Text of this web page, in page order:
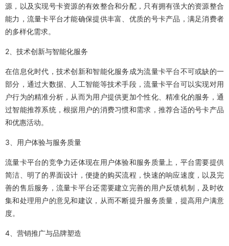
源，以及实现号卡资源的有效整合和分配，只有拥有强大的资源整合
能力，流量卡平台才能确保提供丰富、优质的号卡产品，满足消费者
的多样化需求。
2、技术创新与智能化服务
在信息化时代，技术创新和智能化服务成为流量卡平台不可或缺的一
部分，通过大数据、人工智能等技术手段，流量卡平台可以实现对用
户行为的精准分析，从而为用户提供更加个性化、精准化的服务，通
过智能推荐系统，根据用户的消费习惯和需求，推荐合适的号卡产品
和优惠活动。
3、用户体验与服务质量
流量卡平台的竞争力还体现在用户体验和服务质量上，平台需要提供
简洁、明了的界面设计，便捷的购买流程，快速的响应速度，以及完
善的售后服务，流量卡平台还需要建立完善的用户反馈机制，及时收
集和处理用户的意见和建议，从而不断提升服务质量，提高用户满意
度。
4、营销推广与品牌塑造